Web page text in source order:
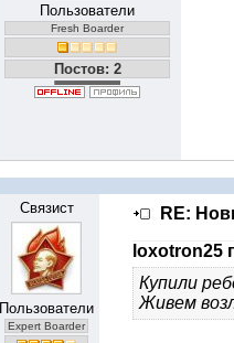
Пользователи
Fresh Boarder
Постов: 2
Связист
Пользователи
Expert Boarder
RE:
loxotron25
Купили
Живем